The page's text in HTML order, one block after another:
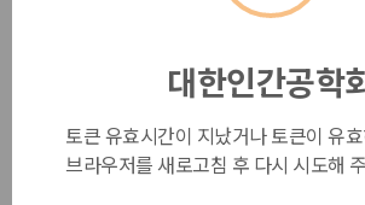
대한인간공학
토큰 유효시간이 지났거나 토큰이 유
브라우저를 새로고침 후 다시 시도해